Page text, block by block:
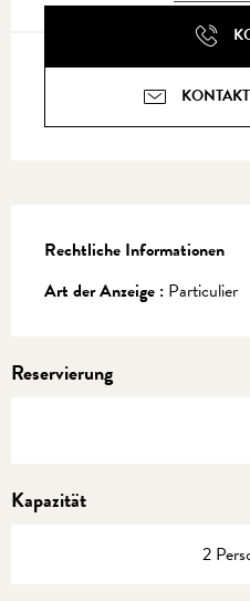
Rechtliche Informationen
Rechtliche Informationen
Art der Anzeige : Particulier
Reservierung
Kapazität
2